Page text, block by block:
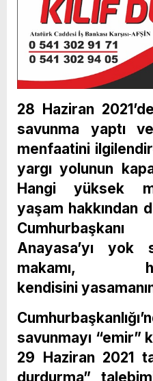
28 Haziran
savunma yaptı
menfaatini
yargı yolunun
Hangi yüksek
yaşam hakkından
Anayasa’yı yok
makamı,
kendisini
savunmayı “emir”
29 Haziran 2021
durdurma”